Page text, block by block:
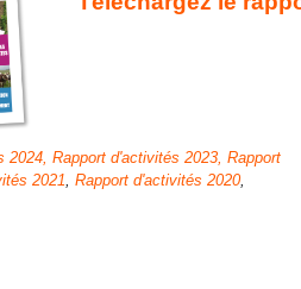
2024, Rapport d'activités 2023, Rapport
2021, Rapport d'activités 2020,